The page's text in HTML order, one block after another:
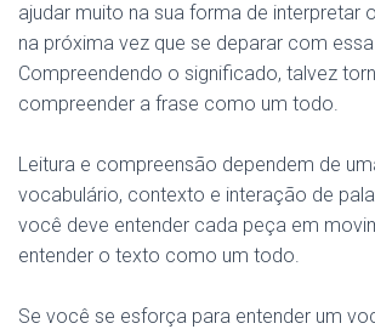
ajudar muito na sua forma de interpretar
na próxima vez que se deparar com
Compreendendo o significado, talvez
compreender a frase como um todo.
Leitura e compreensão dependem de
vocabulário, contexto e interação de
você deve entender cada peça em
entender o texto como um todo.
Se você se esforça para entender um